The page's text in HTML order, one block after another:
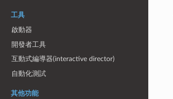
工具
啟動器
開發者工具
互動式編導器(interactive director)
自動化測試
其他功能